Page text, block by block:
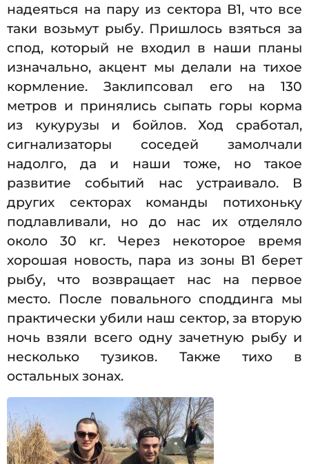
надеяться на пару из сектора В1, что все
таки возьмут рыбу. Пришлось взяться за
спод, который не входил в наши планы
изначально, акцент мы делали на тихое
кормление. Заклипсовал его на 130
метров и принялись сыпать горы корма
из кукурузы и бойлов. Ход сработал,
сигнализаторы соседей замолчали
надолго, да и наши тоже, но такое
развитие событий нас устраивало. В
других секторах команды потихоньку
подлавливали, но до нас их отделяло
около 30 кг. Через некоторое время
хорошая новость, пара из зоны В1 берет
рыбу, что возвращает нас на первое
место. После повального споддинга мы
практически убили наш сектор, за вторую
ночь взяли всего одну зачетную рыбу и
несколько тузиков. Также тихо в
остальных зонах.